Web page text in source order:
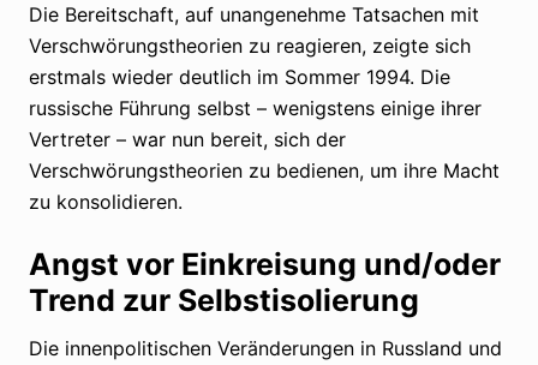
Die Bereitschaft, auf unangenehme Tatsachen mit
Verschwörungstheorien zu reagieren, zeigte sich
erstmals wieder deutlich im Sommer 1994. Die
russische Führung selbst – wenigstens einige ihrer
Vertreter – war nun bereit, sich der
Verschwörungstheorien zu bedienen, um ihre Macht
zu konsolidieren.
Angst vor Einkreisung und/oder
Trend zur Selbstisolierung
Die innenpolitischen Veränderungen in Russland und